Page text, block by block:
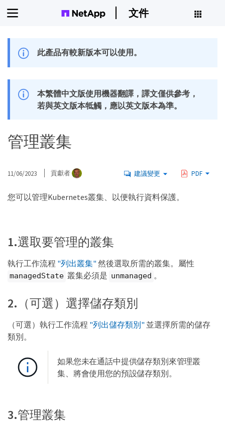
文件
此產品有較新版本可以使用。
本繁體中文版使用機器翻譯，譯文僅供參考，
若與英文版本牴觸，應以英文版本為準。
管理叢集
11/06/2023 貢獻者 建議變更 PDF
您可以管理Kubernetes叢集、以便執行資料保護。
1.選取要管理的叢集
執行工作流程 "列出叢集" 然後選取所需的叢集。屬性
managedState 叢集必須是 unmanaged 。
2.（可選）選擇儲存類別
（可選）執行工作流程 "列出儲存類別" 並選擇所需的儲存
類別。
如果您未在通話中提供儲存類別來管理叢
集、將會使用您的預設儲存類別。
3.管理叢集